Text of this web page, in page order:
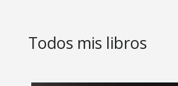
Todos mis libros